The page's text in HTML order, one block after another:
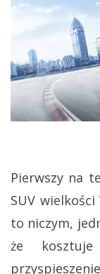
Pierwszy na
SUV
to niczym,
że